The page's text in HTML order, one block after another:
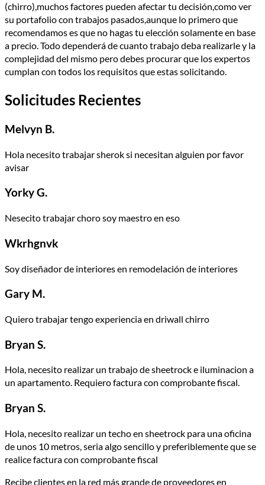
(chirro),muchos factores pueden afectar tu decisión,como ver
su portafolio con trabajos pasados,aunque lo primero que
recomendamos es que no hagas tu elección solamente en base
a precio. Todo dependerá de cuanto trabajo deba realizarle y la
complejidad del mismo pero debes procurar que los expertos
cumplan con todos los requisitos que estas solicitando.
Solicitudes Recientes
Melvyn B.
Hola necesito trabajar sherok si necesitan alguien por favor
avisar
Yorky G.
Nesecito trabajar choro soy maestro en eso
Wkrhgnvk
Soy diseñador de interiores en remodelación de interiores
Gary M.
Quiero trabajar tengo experiencia en driwall chirro
Bryan S.
Hola, necesito realizar un trabajo de sheetrock e iluminacion a
un apartamento. Requiero factura con comprobante fiscal.
Bryan S.
Hola, necesito realizar un techo en sheetrock para una oficina
de unos 10 metros, seria algo sencillo y preferiblemente que se
realice factura con comprobante fiscal
Recibe clientes en la red más grande de proveedores en